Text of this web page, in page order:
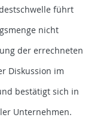
führt
nicht
der errechneten
Diskussion im
bestätigt sich in
Unternehmen.